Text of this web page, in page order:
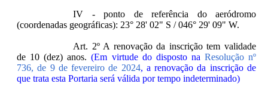
IV - ponto de referência do aeródromo
(coordenadas geográficas): 23° 28' 02" S / 046° 29' 09" W.
Art. 2º A renovação da inscrição tem validade
de 10 (dez) anos.(Em virtude do disposto na Resolução nº
736, de 9 de fevereiro de 2024, a renovação da inscrição de
que trata esta Portaria será válida por tempo indeterminado)